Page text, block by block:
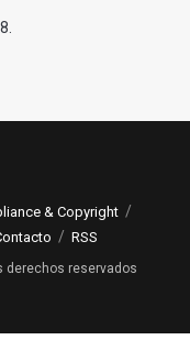
& Copyright
RSS
derechos reservados